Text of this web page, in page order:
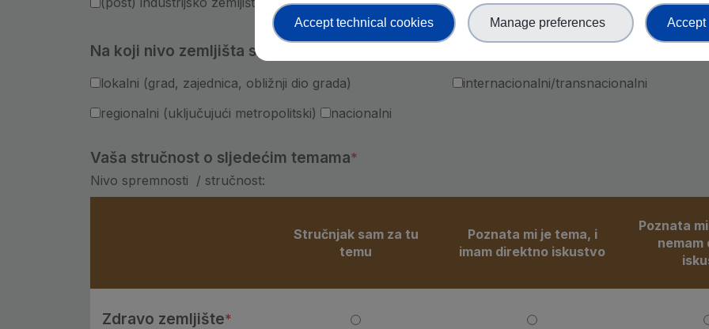
Na koji nivo zemljišta se vaša organizacija najviše fokusira?
lokalni (grad, zajednica, obližnji dio grada)
regionalni (uključujući metropolitski)
nacionalni
internacionalni/transnacionalni
Vaša stručnost o sljedećim temama
Nivo spremnosti / stručnost:
Stručnjak sam za tu
temu
Poznata mi je tema, i
imam direktno iskustvo
Poznata
Zdravo zemljište
Accept technical cookies Manage preferences Accept